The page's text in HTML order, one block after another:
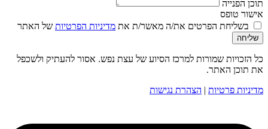
תוכן הפנייה
אישור טופס
בשליחת הפרטים את/ה מאשר/ת את מדיניות הפרטיות של האתר
שליחה
כל הזכויות שמורות למרכז הסיוע של עצת נפש. אסור להעתיק ולשכפל
את תוכן האתר.
מדיניות פרטיות | הצהרת נגישות